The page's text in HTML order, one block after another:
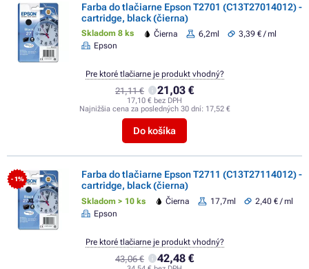
Farba do tlačiarne Epson T2701 (C13T27014012) -
cartridge, black (čierna)
Skladom 8 ks Čierna 6,2ml
3,39 € / ml
Epson
21,11 € 21,03 €
17,10 € bez DPH
Najnižšia cena za posledných 30 dní: 17,52 €
Do košíka
Pre ktoré tlačiarne je produkt vhodný?
- 1%
Farba do tlačiarne Epson T2711 (C13T27114012) -
cartridge, black (čierna)
Skladom > 10 ks Čierna 17,7ml
2,40 € / ml
Epson
43,06 € 42,48 €
Pre ktoré tlačiarne je produkt vhodný?